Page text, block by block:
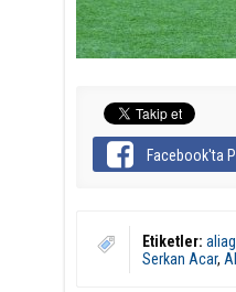
Facebook'ta
Etiketler:
Serkan Acar,